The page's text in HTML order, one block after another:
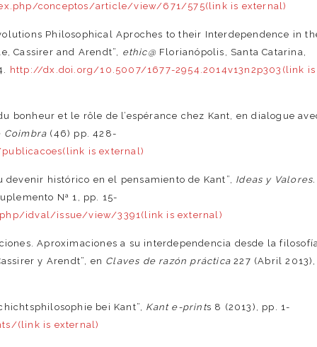
conceptos/article/view/671/575(link is external)
Philosophical Aproches to their Interdependence in
Cassirer and Arendt”, ethic@ Florianópolis, Santa Catarina,
http://dx.doi.org/10.5007/1677-2954.2014v13n2p303(link is
bonheur et le rôle de l’espérance chez Kant, en dialogue
Coimbra (46) pp. 428-
is external)
devenir histórico en el pensamiento de Kant”, Ideas y Valores.
Nª 1, pp. 15-
idval/issue/view/3391(link is external)
Aproximaciones a su interdependencia desde la
y Arendt”, en Claves de razón práctica 227 (Abril
bei Kant”, Kant e-prints 8 (2013), pp. 1-
(link is external)